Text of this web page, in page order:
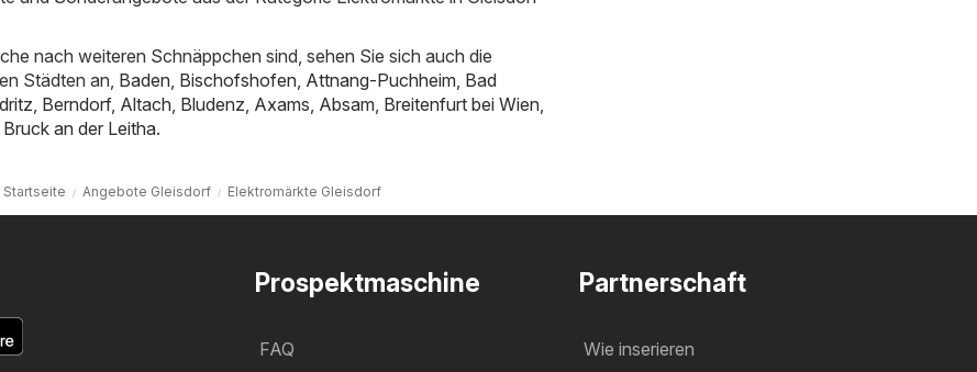
nach weiteren Schnäppchen sind, sehen Sie sich auch die
Städten an, Baden, Bischofshofen, Attnang-Puchheim, Bad
, Berndorf, Altach, Bludenz, Axams, Absam, Breitenfurt bei Wien,
Bruck an der Leitha.
Startseite Angebote Gleisdorf Elektromärkte Gleisdorf
Prospektmaschine
FAQ
Partnerschaft
Wie inserieren